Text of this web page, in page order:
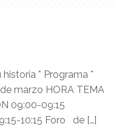
* Programa *
marzo HORA TEMA
09:00-09:15
10:15 Foro de […]